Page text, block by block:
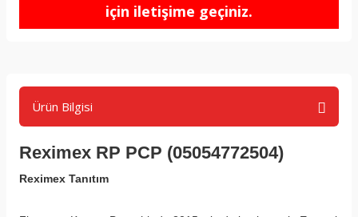
için iletişime geçiniz.
Ürün Bilgisi
Reximex RP PCP (05054772504)
Reximex Tanıtım